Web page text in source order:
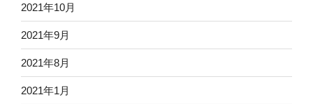
2021年10月
2021年9月
2021年8月
2021年1月